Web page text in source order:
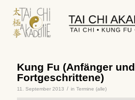
Kung Fu (Anfänger und
Fortgeschrittene)
11. September 2013 / in Termine (alle)